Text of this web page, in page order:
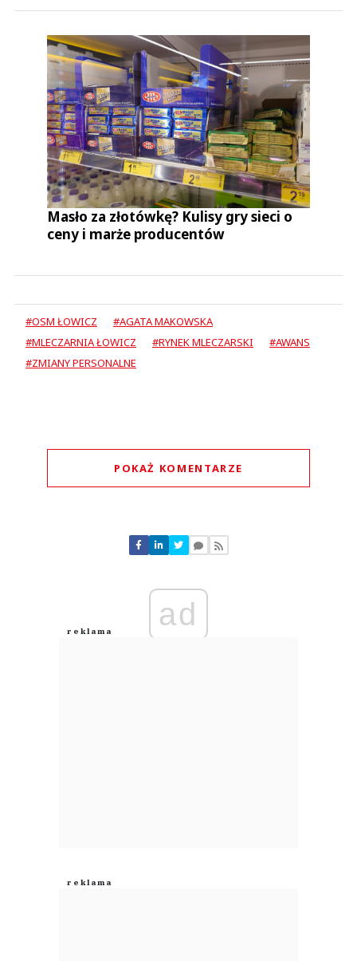
Masło za złotówkę? Kulisy gry sieci o
ceny i marże producentów
#OSM ŁOWICZ
#AGATA MAKOWSKA
#MLECZARNIA ŁOWICZ
#RYNEK MLECZARSKI
#AWANS
#ZMIANY PERSONALNE
POKAŻ KOMENTARZE
Nie znaleziono komentarzy
Zostaw swoje komentarze
Anuluj
ad